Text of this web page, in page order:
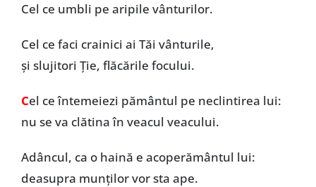
Cel ce umbli pe aripile vânturilor.
Cel ce faci crainici ai Tăi vânturile,
și slujitori Ție, flăcările focului.
Cel ce întemeiezi pământul pe neclintirea lui:
nu se va clătina în veacul veacului.
Adâncul, ca o haină e acoperământul lui:
deasupra munților vor sta ape.